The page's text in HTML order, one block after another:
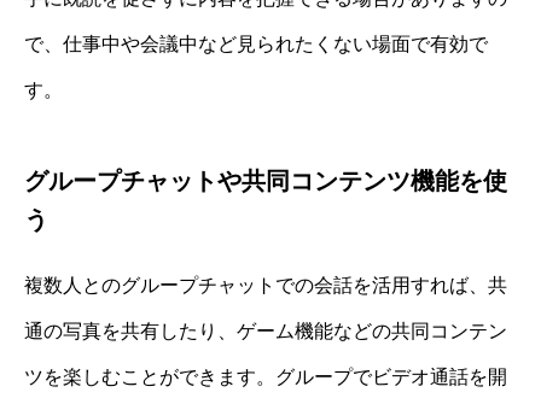
で、仕事中や会議中など見られたくない場面で有効で
す。
グループチャットや共同コンテンツ機能を使
う
複数人とのグループチャットでの会話を活用すれば、共
通の写真を共有したり、ゲーム機能などの共同コンテン
ツを楽しむことができます。グループでビデオ通話を開